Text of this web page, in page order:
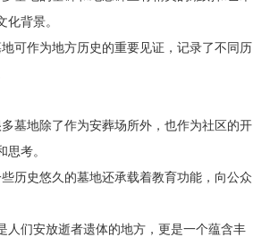
背景。
可作为地方历史的重要见证，记录了不同历
墓地除了作为安葬场所外，也作为社区的开
考。
历史悠久的墓地还承载着教育功能，向公众
人们安放逝者遗体的地方，更是一个蕴含丰